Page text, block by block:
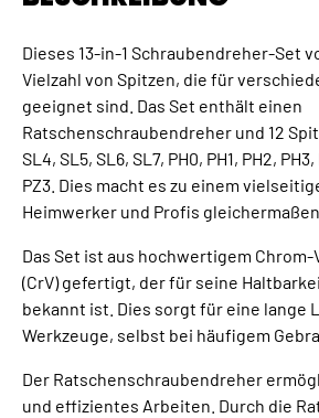
Dieses 13-in-1 Schraubendreher-Set
Vielzahl von Spitzen, die für
geeignet sind. Das Set enthält einen
Ratschenschraubendreher und 12
SL4, SL5, SL6, SL7, PH0, PH1, PH2,
PZ3. Dies macht es zu einem
Heimwerker und Profis gleichermaßen.
Das Set ist aus hochwertigem Chrom-
(CrV) gefertigt, der für seine
bekannt ist. Dies sorgt für eine lange
Werkzeuge, selbst bei häufigem
Der Ratschenschraubendreher
und effizientes Arbeiten. Durch die